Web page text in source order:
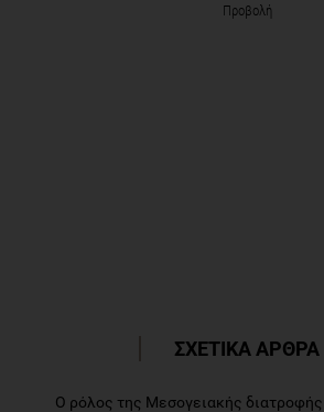
Προβολή
ΣΧΕΤΙΚΑ ΑΡΘΡΑ
Ο ρόλος της Μεσογειακής